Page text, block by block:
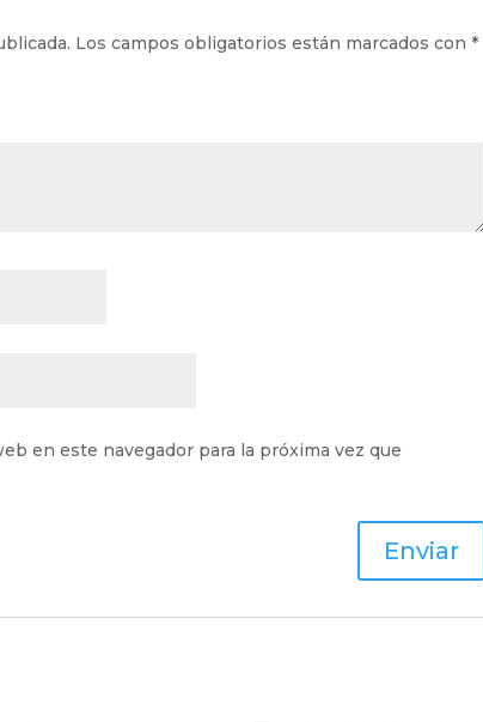
Los campos obligatorios están marcados con*
en este navegador para la próxima vez que